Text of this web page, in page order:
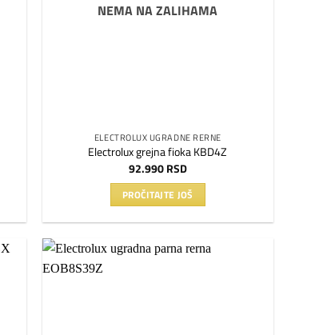
NEMA NA ZALIHAMA
ELECTROLUX UGRADNE RERNE
Electrolux grejna fioka KBD4Z
92.990RSD
PROČITAJTE JOŠ